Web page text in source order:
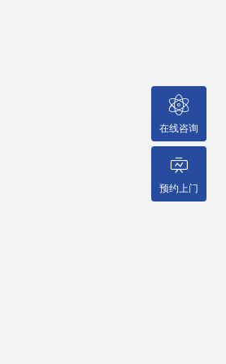
在线咨询
预约上门